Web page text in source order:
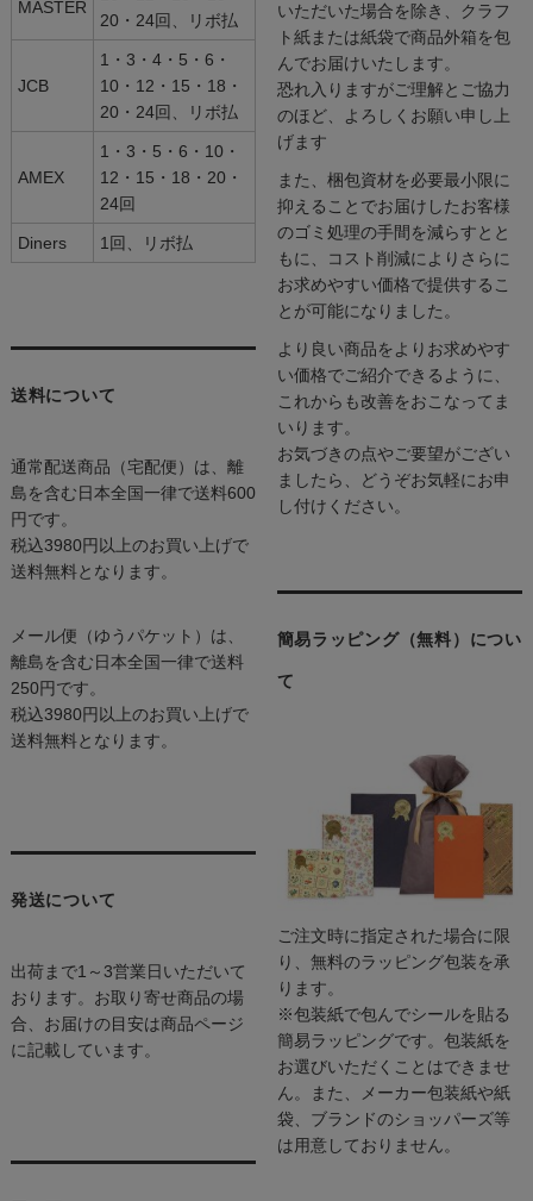
MASTER
20・24回、リボ払
JCB
1・3・4・5・6・
10・12・15・18・
20・24回、リボ払
AMEX
1・3・5・6・10・
12・15・18・20・
24回
Diners 1回、リボ払
送料について
通常配送商品（宅配便）は、離
島を含む日本全国一律で送料600
円です。
税込3980円以上のお買い上げで
送料無料となります。
メール便（ゆうパケット）は、
離島を含む日本全国一律で送料
250円です。
税込3980円以上のお買い上げで
送料無料となります。
発送について
出荷まで1～3営業日いただいて
おります。お取り寄せ商品の場
合、お届けの目安は商品ページ
に記載しています。
いただいた場合を除き、クラフ
ト紙または紙袋で商品外箱を包
んでお届けいたします。
恐れ入りますがご理解とご協力
のほど、よろしくお願い申し上
げます
また、梱包資材を必要最小限に
抑えることでお届けしたお客様
のゴミ処理の手間を減らすとと
もに、コスト削減によりさらに
お求めやすい価格で提供するこ
とが可能になりました。
より良い商品をよりお求めやす
い価格でご紹介できるように、
これからも改善をおこなってま
いります。
お気づきの点やご要望がござい
ましたら、どうぞお気軽にお申
し付けください。
簡易ラッピング（無料）につい
て
ご注文時に指定された場合に限
り、無料のラッピング包装を承
ります。
※包装紙で包んでシールを貼る
簡易ラッピングです。包装紙を
お選びいただくことはできませ
ん。また、メーカー包装紙や紙
袋、ブランドのショッパーズ等
は用意しておりません。